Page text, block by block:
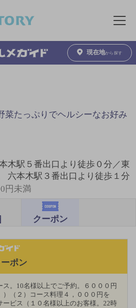
メニュ
現在地から探す
菜たっぷりでヘルシーなお好み
木駅５番出口より徒歩０分／東
六本木駅３番出口より徒歩１分
円未満
クーポン
ポン
ス。10名様以上でご予約。６０００円
）（２）コース料理４，０００円を
ービス（１０名様以上のお客様。22時